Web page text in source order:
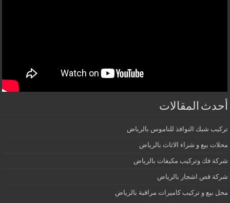
أحدث المقالات
تركيب شبك النوافذ للناموس بالرياض
محلات بيع و شراء الاثاث بالرياض
شركة فك وتركيب مكيفات بالرياض
شركة قص اشجار بالرياض
محل بيع و تركيب كاميرات مراقبة بالرياض